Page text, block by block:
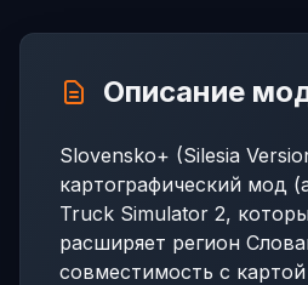
Описание
Slovensko+ (Silesia
картографический мод
Truck Simulator 2,
расширяет регион
совместимость с